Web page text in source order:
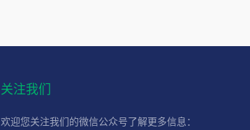
关注我们
欢迎您关注我们的微信公众号了解更多信息：